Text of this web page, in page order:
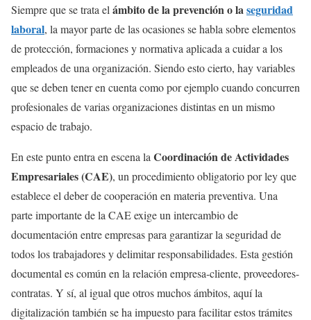
Siempre que se trata el ámbito de la prevención o laseguridad
laboral, la mayor parte de las ocasiones se habla sobre elementos
de protección, formaciones y normativa aplicada a cuidar a los
empleados de una organización. Siendo esto cierto, hay variables
que se deben tener en cuenta como por ejemplo cuando concurren
profesionales de varias organizaciones distintas en un mismo
espacio de trabajo.
En este punto entra en escena la Coordinación de Actividades
Empresariales (CAE), un procedimiento obligatorio por ley que
establece el deber de cooperación en materia preventiva. Una
parte importante de la CAE exige un intercambio de
documentación entre empresas para garantizar la seguridad de
todos los trabajadores y delimitar responsabilidades. Esta gestión
documental es común en la relación empresa-cliente, proveedores-
contratas. Y sí, al igual que otros muchos ámbitos, aquí la
digitalización también se ha impuesto para facilitar estos trámites